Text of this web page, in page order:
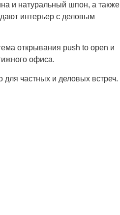
и натуральный шпон, а также
интерьер с деловым
открывания push to open и
офиса.
для частных и деловых встреч.